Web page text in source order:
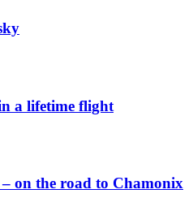
a lifetime flight
on the road to Chamonix